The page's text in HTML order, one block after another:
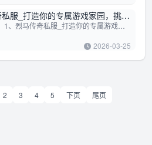
服_打造你的专属游戏家园，挑战
(解锁秘境！传奇私服副本隐藏掉
2026-03-25
2 3 4 5 下页 尾页